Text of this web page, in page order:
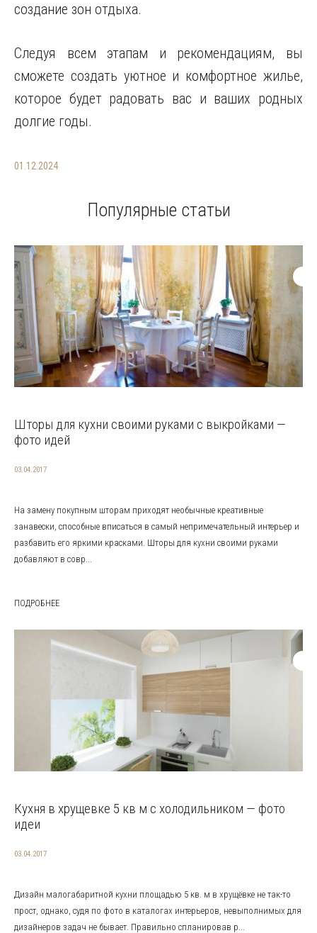
создание зон отдыха.
Следуя всем этапам и рекомендациям, вы
сможете создать уютное и комфортное жилье,
которое будет радовать вас и ваших родных
долгие годы.
01.12.2024
Популярные статьи
Шторы для кухни своими руками с выкройками —
фото идей
03.04.2017
На замену покупным шторам приходят необычные креативные
занавески, способные вписаться в самый непримечательный интерьер и
разбавить его яркими красками. Шторы для кухни своими руками
добавляют в совр...
ПОДРОБНЕЕ
Кухня в хрущевке 5 кв м с холодильником — фото
идеи
03.04.2017
Дизайн малогабаритной кухни площадью 5 кв. м в хрущёвке не так-то
прост, однако, судя по фото в каталогах интерьеров, невыполнимых для
дизайнеров задач не бывает. Правильно спланировав р...